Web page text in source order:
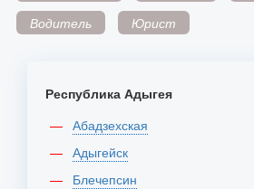
Водитель
Юрист
Республика Адыгея
Абадзехская
Адыгейск
Блечепсин